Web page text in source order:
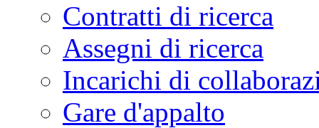
Contratti di ricerca
Assegni di ricerca
Incarichi di
Gare d'appalto